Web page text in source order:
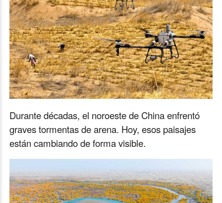
Durante décadas, el noroeste de China enfrentó
graves tormentas de arena. Hoy, esos paisajes
están cambiando de forma visible.